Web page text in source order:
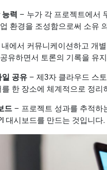
력 – 누가 각 프로젝트에서
환경을 조성함으로써 소유
에서 커뮤니케이션하고 개
유하면서 토론의 기록을 유
일 공유 – 제3자 클라우드 스
를 한 장소에 체계적으로 정
드 – 프로젝트 성과를 추적하
대시보드를 만드는 것입니다.